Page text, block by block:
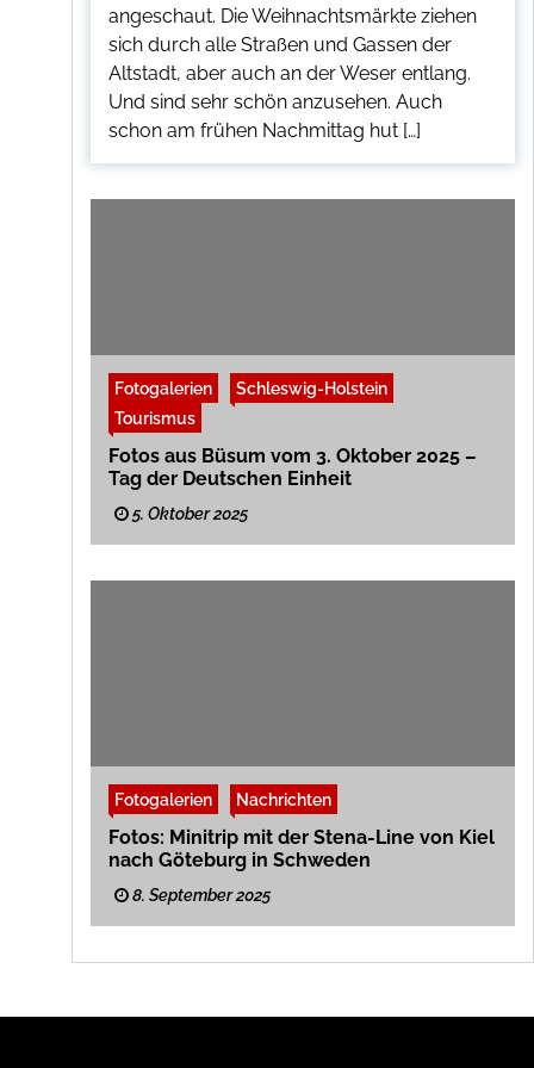
angeschaut. Die Weihnachtsmärkte ziehen
sich durch alle Straßen und Gassen der
Altstadt, aber auch an der Weser entlang.
Und sind sehr schön anzusehen. Auch
schon am frühen Nachmittag hut […]
Fotogalerien
Schleswig-Holstein
Tourismus
Fotos aus Büsum vom 3. Oktober 2025 –
Tag der Deutschen Einheit
5. Oktober 2025
Fotogalerien Nachrichten
Fotos: Minitrip mit der Stena-Line von Kiel
nach Göteburg in Schweden
8. September 2025